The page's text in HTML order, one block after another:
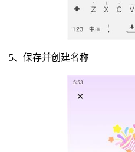
5、保存并创建名称